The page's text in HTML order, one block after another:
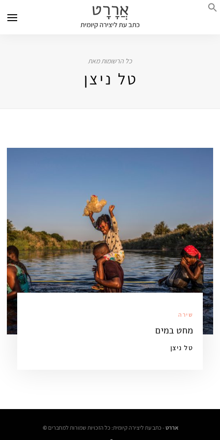
כל הרשומות מאת
טל ניצן
שירה
מחט במים
טל ניצן
אררט - כתב עת ליצירה קיומית: כל הזכויות שמורות למחברים ©